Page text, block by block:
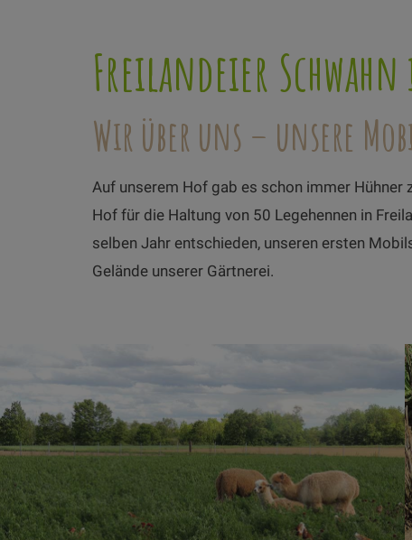
Freilandeier
Wir über uns – unsere
Auf unserem Hof gab es schon immer
Hof für die Haltung von 50 Legehennen in
selben Jahr entschieden, unseren ersten
Gelände unserer Gärtnerei.